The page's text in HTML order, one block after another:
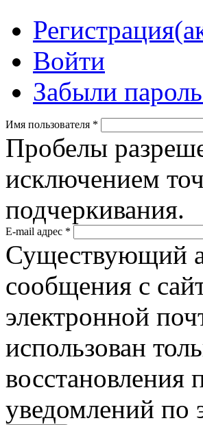
Регистрация
Войти
Забыли
Имя пользователя *
Пробелы
исключением
подчеркивания.
E-mail адрес *
Существующий
сообщения с
электронной
использован
восстановления
уведомлений по